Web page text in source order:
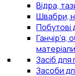
Відра,
Швабри,
Побутові
Ганчір'я,
матеріали
Засіб
Засоби